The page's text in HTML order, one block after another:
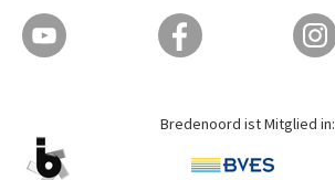
Bredenoord ist Mitglied in: